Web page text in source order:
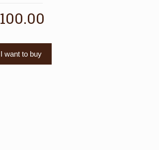
100.00
I want to buy